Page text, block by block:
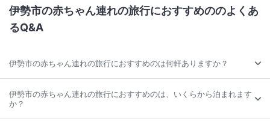
伊勢市の赤ちゃん連れの旅行におすすめののよくあ
るQ&A
伊勢市の赤ちゃん連れの旅行におすすめのは何軒ありますか？
伊勢市の赤ちゃん連れの旅行におすすめのは、いくらから泊まれます
か？